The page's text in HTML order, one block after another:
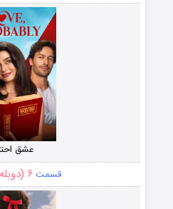
منتشر شد